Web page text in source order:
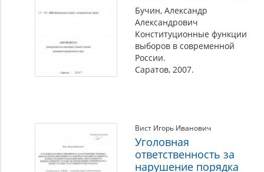
Бучин, Александр
Александрович
Конституционные функции
выборов в современной
России.
Саратов, 2007.
Вист Игорь Иванович
Уголовная
ответственность за
нарушение порядка